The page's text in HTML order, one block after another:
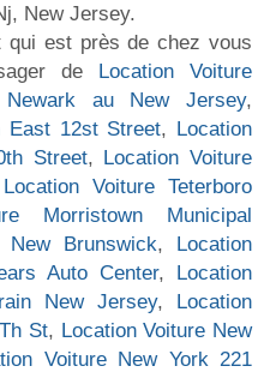
New Jersey.
qui est près de chez vous
de Location Voiture
au New Jersey,
East 12st Street, Location
Street, Location Voiture
Location Voiture Teterboro
Morristown Municipal
New Brunswick, Location
Auto Center, Location
New Jersey, Location
St, Location Voiture New
Voiture New York 221